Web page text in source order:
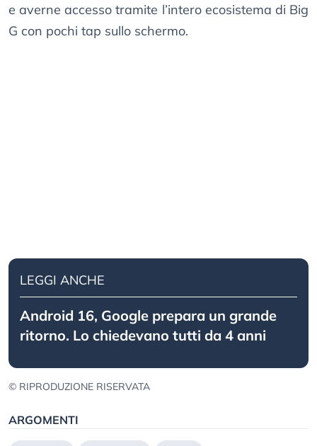
e averne accesso tramite l’intero ecosistema di Big
G con pochi tap sullo schermo.
LEGGI ANCHE
Android 16, Google prepara un grande
ritorno. Lo chiedevano tutti da 4 anni
© RIPRODUZIONE RISERVATA
ARGOMENTI